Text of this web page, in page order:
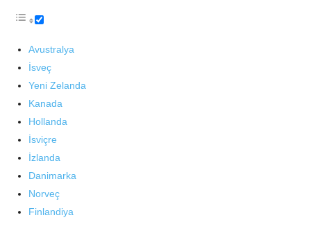
Avustralya
İsveç
Yeni Zelanda
Kanada
Hollanda
İsviçre
İzlanda
Danimarka
Norveç
Finlandiya